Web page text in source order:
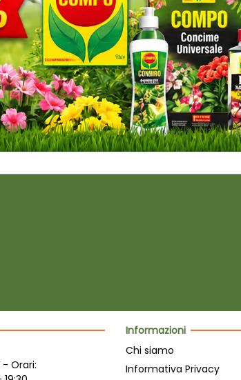
Orari:
Informazioni
Chi siamo
Informativa Privacy